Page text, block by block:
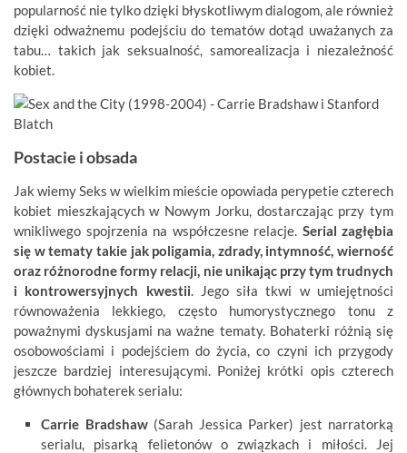
popularność nie tylko dzięki błyskotliwym dialogom, ale również
dzięki odważnemu podejściu do tematów dotąd uważanych za
tabu… takich jak seksualność, samorealizacja i niezależność
kobiet.
Postacie i obsada
Jak wiemy Seks w wielkim mieście opowiada perypetie czterech
kobiet mieszkających w Nowym Jorku, dostarczając przy tym
wnikliwego spojrzenia na współczesne relacje. Serial zagłębia
się w tematy takie jak poligamia, zdrady, intymność, wierność
oraz różnorodne formy relacji, nie unikając przy tym trudnych
i kontrowersyjnych kwestii. Jego siła tkwi w umiejętności
równoważenia lekkiego, często humorystycznego tonu z
poważnymi dyskusjami na ważne tematy. Bohaterki różnią się
osobowościami i podejściem do życia, co czyni ich przygody
jeszcze bardziej interesującymi. Poniżej krótki opis czterech
głównych bohaterek serialu:
Carrie Bradshaw(Sarah Jessica Parker) jest narratorką
serialu, pisarką felietonów o związkach i miłości. Jej